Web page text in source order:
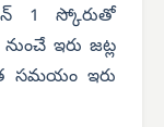
1 స్కోరుతో
ఇరు జట్ల
సమయం ఇరు